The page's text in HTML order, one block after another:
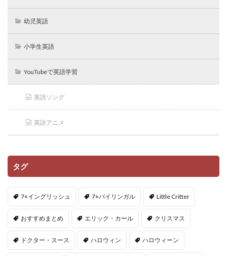
幼児英語
小学生英語
YouTubeで英語学習
英語ソング
英語アニメ
タグ
7+イングリッシュ 7+バイリンガル Little Critter
おすすめまとめ エリック・カール クリスマス
ドクター・スース ハロウィン ハロウィーン